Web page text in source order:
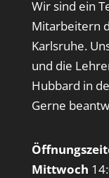
Wir sind ein
Mitarbeitern
Karlsruhe.
und die
Hubbard in
Gerne
Mittwoch